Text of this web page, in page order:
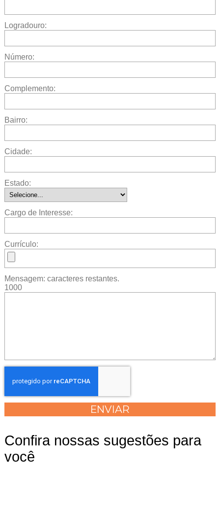
Logradouro:
Número:
Complemento:
Bairro:
Cidade:
Estado:
Cargo de Interesse:
Currículo:
Mensagem:
1000
caracteres restantes.
Confira nossas sugestões para
você